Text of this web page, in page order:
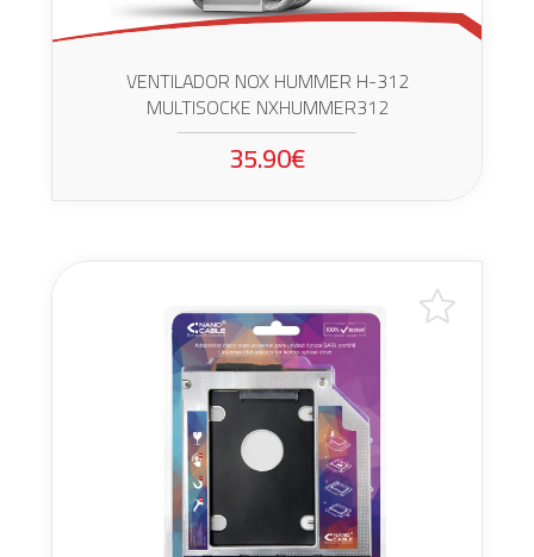
VENTILADOR NOX HUMMER H-312
MULTISOCKE NXHUMMER312
35.90€